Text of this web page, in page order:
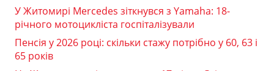
У Житомирі Mercedes зіткнувся з Yamaha: 18-
річного мотоцикліста госпіталізували
Пенсія у 2026 році: скільки стажу потрібно у 60, 63 і
65 років